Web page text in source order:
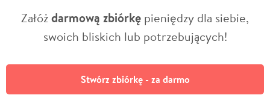
Załóżdarmową zbiórkę pieniędzy dla siebie,
swoich bliskich lub potrzebujących!
Stwórz zbiórkę - za darmo